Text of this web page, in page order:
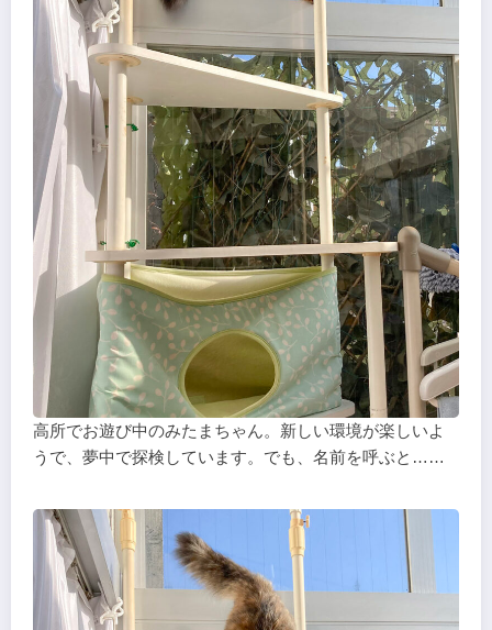
高所でお遊び中のみたまちゃん。新しい環境が楽しいよ
うで、夢中で探検しています。でも、名前を呼ぶと……